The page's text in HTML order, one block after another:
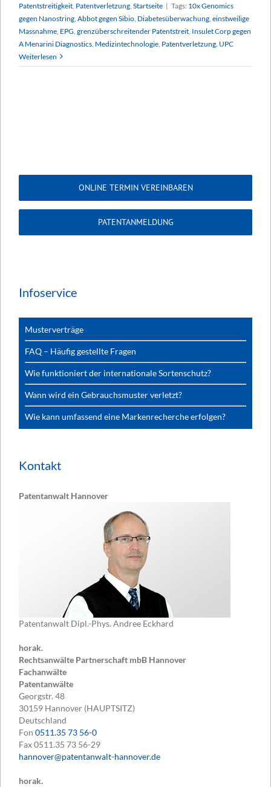
Patentstreitigkeit Patentverletzung Startseite | Tags: 10x Genomics
gegen Nanostring Abbot gegen Sibio Diabetesüberwachung einstweilige
Massnahme EPG grenzüberschreitender Patentstreit Insulet Corp gegen
A Menarini Diagnostics Medizintechnologie Patentverletzung UPC
Weiterlesen
ONLINE TERMIN VEREINBAREN
PATENTANMELDUNG
Infoservice
Musterverträge
FAQ – Häufig gestellte Fragen
Wie funktioniert der internationale Sortenschutz?
Wann wird ein Gebrauchsmuster verletzt?
Wie kann umfassend eine Markenrecherche erfolgen?
Kontakt
Patentanwalt Hannover
Patentanwalt Dipl.-Phys. Andree Eckhard
horak.
Rechtsanwälte Partnerschaft mbB Hannover
Fachanwälte
Patentanwälte
Georgstr. 48
30159 Hannover (HAUPTSITZ)
Deutschland
Fon 0511.35 73 56-0
Fax0511.35 73 56-29
hannover@patentanwalt-hannover.de
horak.